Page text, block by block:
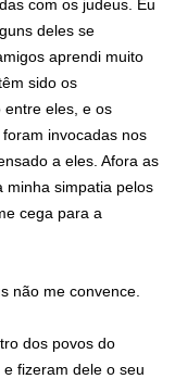
com os judeus. Eu
deles se
aprendi muito
sido os
entre eles, e os
foram invocadas nos
a eles. Afora as
minha simpatia pelos
cega para a
não me convence.
dos povos do
fizeram dele o seu